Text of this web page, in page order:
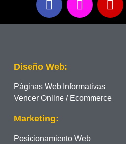
Diseño Web:
Páginas Web Informativas
Vender Online / Ecommerce
Marketing:
Posicionamiento Web